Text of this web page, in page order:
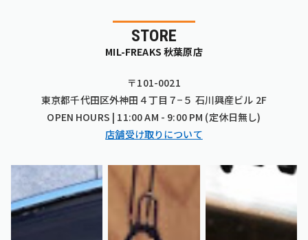
STORE
MIL-FREAKS 秋葉原店
〒101-0021
東京都千代田区外神田４丁目７−５ 石川興産ビル 2F
OPEN HOURS | 11:00 AM - 9:00 PM (定休日無し)
店舗受け取りについて